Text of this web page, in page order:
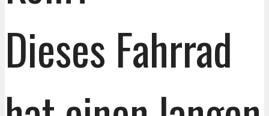
Dieses Fahrrad